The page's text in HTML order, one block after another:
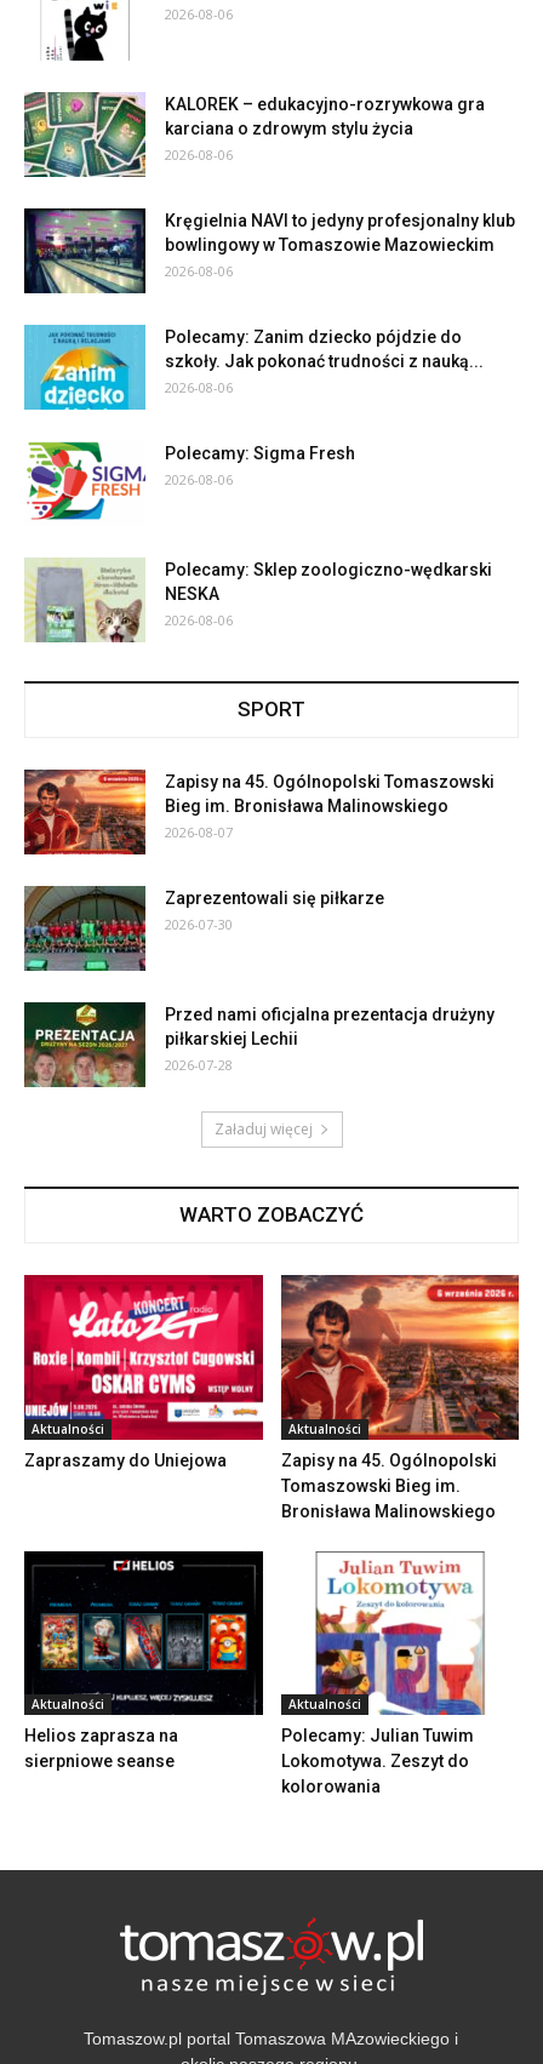
2026-08-06
KALOREK – edukacyjno-rozrywkowa gra
karciana o zdrowym stylu życia
2026-08-06
Kręgielnia NAVI to jedyny profesjonalny klub
bowlingowy w Tomaszowie Mazowieckim
2026-08-06
Polecamy: Zanim dziecko pójdzie do
szkoły. Jak pokonać trudności z nauką...
2026-08-06
Polecamy: Sigma Fresh
2026-08-06
Polecamy: Sklep zoologiczno-wędkarski
NESKA
2026-08-06
SPORT
Zapisy na 45. Ogólnopolski Tomaszowski
Bieg im. Bronisława Malinowskiego
2026-08-07
Zaprezentowali się piłkarze
2026-07-30
Przed nami oficjalna prezentacja drużyny
piłkarskiej Lechii
2026-07-28
Załaduj więcej
WARTO ZOBACZYĆ
Aktualności
Zapraszamy do Uniejowa
Aktualności
Zapisy na 45. Ogólnopolski
Tomaszowski Bieg im.
Bronisława Malinowskiego
Aktualności
Helios zaprasza na
sierpniowe seanse
Aktualności
Polecamy: Julian Tuwim
Lokomotywa. Zeszyt do
kolorowania
Tomaszow.pl portal Tomaszowa MAzowieckiego i